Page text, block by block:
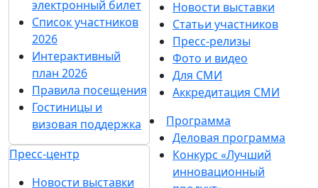
электронный билет
Список участников
2026
Интерактивный
план 2026
Правила посещения
Гостиницы и
визовая поддержка
Пресс-центр
Новости выставки
Новости выставки
Статьи участников
Пресс-релизы
Фото и видео
Для СМИ
Аккредитация СМИ
Программа
Деловая программа
Конкурс «Лучший
инновационный